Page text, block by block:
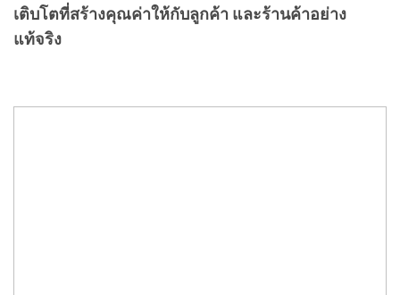
เติบโตที่สร้างคุณค่าให้กับลูกค้า และร้านค้าอย่าง
แท้จริง